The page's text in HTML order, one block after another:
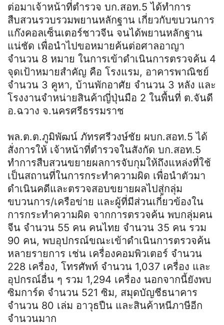
ต่อมาเจ้าหน้าที่ตำรวจ บก.สอท.5 ได้ทำการ
สืบสวนรวบรวมพยานหลักฐาน เกี่ยวกับขบวนการ
แก๊งคอลเซ็นเตอร์ชาวจีน จนได้พยานหลักฐาน
แน่ชัด เพื่อนำไปขอหมายค้นต่อศาลอาญา
จำนวน 8 หมาย ในการเข้าดำเนินการตรวจค้น 4
จุดเป้าหมายสำคัญ คือ โรงแรม, อาคารพาณิชย์
จำนวน 3 คูหา, บ้านพักอาศัย จำนวน 3 หลัง และ
โรงงานจำหน่ายสินค้าญี่ปุ่นมือ 2 ในพื้นที่ ต.จันดี
อ.ฉวาง จ.นครศรีธรรมราช
พล.ต.ต.ภูมิพัฒน์ ภัทรศรีวงษ์ชัย ผบก.สอท.5 ได้
สั่งการให้ เจ้าหน้าที่ตำรวจในสังกัด บก.สอท.5
ทำการสืบสวนขยายผลการจับกุมให้ถึงแหล่งที่ใช้
เป็นสถานที่ในการกระทำความผิด เพื่อนำตัวมา
ดำเนินคดีและตรวจสอบขยายผลไปสู่กลุ่ม
ขบวนการ/เครือข่าย และผู้ที่มีส่วนเกี่ยวข้องใน
การกระทำความผิด จากการตรวจค้น พบกลุ่มคน
จีน จำนวน 55 คน คนไทย จำนวน 35 คน รวม
90 คน, พบอุปกรณ์ขณะเข้าดำเนินการตรวจค้น
หลายรายการ เช่น เครื่องคอมพิวเตอร์ จำนวน
228 เครื่อง, โทรศัพท์ จำนวน 1,037 เครื่อง และ
อุปกรณ์อื่น ๆ รวม 1,294 เครื่อง นอกจากนี้ยังพบ
ซิมการ์ด จำนวน 521 ซิม, สมุดบัญชีธนาคาร
จำนวน 80 เล่ม อาวุธปืน และสินค้าหนีภาษีอีก
จำนวนมาก